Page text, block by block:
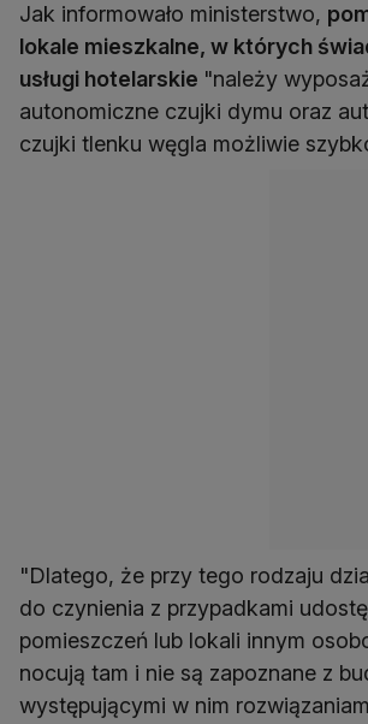
Jak informowało ministerstwo,
lokale mieszkalne, w których
usługi hotelarskie "należy
autonomiczne czujki dymu oraz
czujki tlenku węgla możliwie
"Dlatego, że przy tego rodzaju
do czynienia z przypadkami
pomieszczeń lub lokali innym
nocują tam i nie są zapoznane z
występującymi w nim